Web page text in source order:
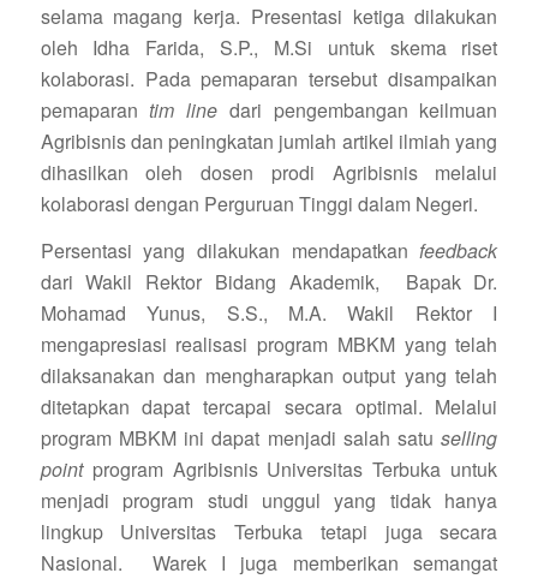
selama magang kerja. Presentasi ketiga dilakukan
oleh Idha Farida, S.P., M.Si untuk skema riset
kolaborasi. Pada pemaparan tersebut disampaikan
pemaparantim line dari pengembangan keilmuan
Agribisnis dan peningkatan jumlah artikel ilmiah yang
dihasilkan oleh dosen prodi Agribisnis melalui
kolaborasi dengan Perguruan Tinggi dalam Negeri.
Persentasi yang dilakukan mendapatkanfeedback
dari Wakil Rektor Bidang Akademik, Bapak Dr.
Mohamad Yunus, S.S., M.A. Wakil Rektor I
mengapresiasi realisasi program MBKM yang telah
dilaksanakan dan mengharapkan output yang telah
ditetapkan dapat tercapai secara optimal. Melalui
program MBKM ini dapat menjadi salah satuselling
pointprogram Agribisnis Universitas Terbuka untuk
menjadi program studi unggul yang tidak hanya
lingkup Universitas Terbuka tetapi juga secara
Nasional. Warek I juga memberikan semangat